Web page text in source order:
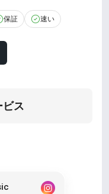
保証 速い
ビス